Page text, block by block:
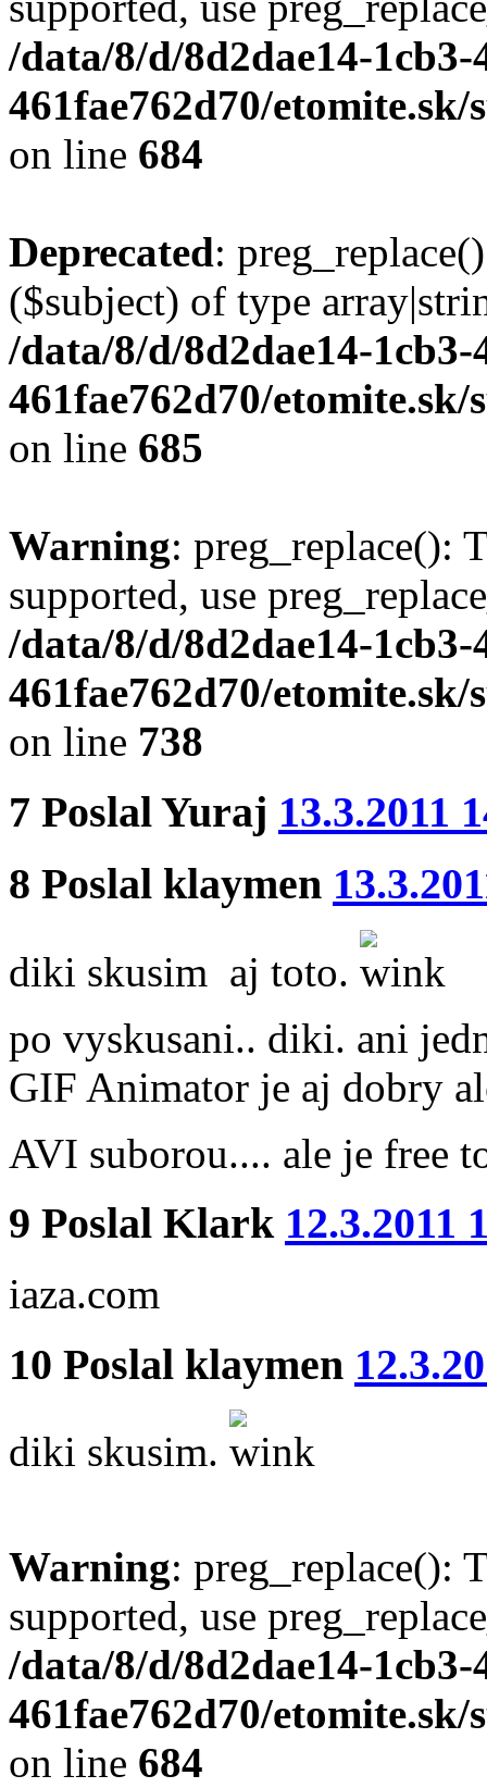
/data/8/d/8d2dae14-1cb3-
461fae762d70/
on line 684
Deprecated:
($subject) of type
/data/8/d/8d2dae14-1cb3-
461fae762d70/
on line 685
Warning: preg_replace():
supported, use
/data/8/d/8d2dae14-1cb3-
461fae762d70/
on line 738
7 PoslalYuraj 13.3.2011
8 Poslal klaymen
diki skusim aj toto.
po vyskusani.. diki. ani
GIF Animator je aj dobry
AVI suborou.... ale je free
9 Poslal Klark 12.3.2011
iaza.com
10 Poslal klaymen
diki skusim.
Warning: preg_replace():
supported, use
/data/8/d/8d2dae14-1cb3-
461fae762d70/
on line 684